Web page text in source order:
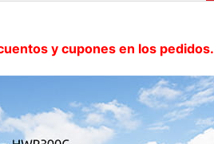
y cupones en los pedidos.